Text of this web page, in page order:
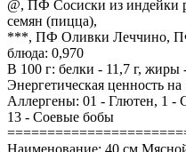
@, ПФ Сосиски из индейки
семян (пицца),
***, ПФ Оливки Леччино,
блюда: 0,970
В 100 г: белки - 11,7 г, жиры
Энергетическая ценность на
Аллергены: 01 - Глютен, 1 -
13 - Соевые бобы
Наименование: 40 см